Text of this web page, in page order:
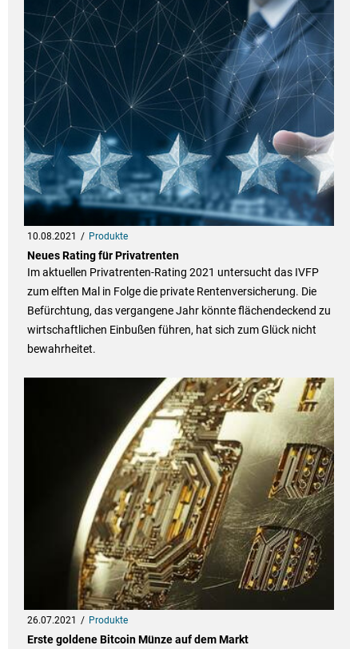
10.08.2021 Produkte
Neues Rating für Privatrenten
Im aktuellen Privatrenten-Rating 2021 untersucht das IVFP
zum elften Mal in Folge die private Rentenversicherung. Die
Befürchtung, das vergangene Jahr könnte flächendeckend zu
wirtschaftlichen Einbußen führen, hat sich zum Glück nicht
bewahrheitet.
26.07.2021 Produkte
Erste goldene Bitcoin Münze auf dem Markt